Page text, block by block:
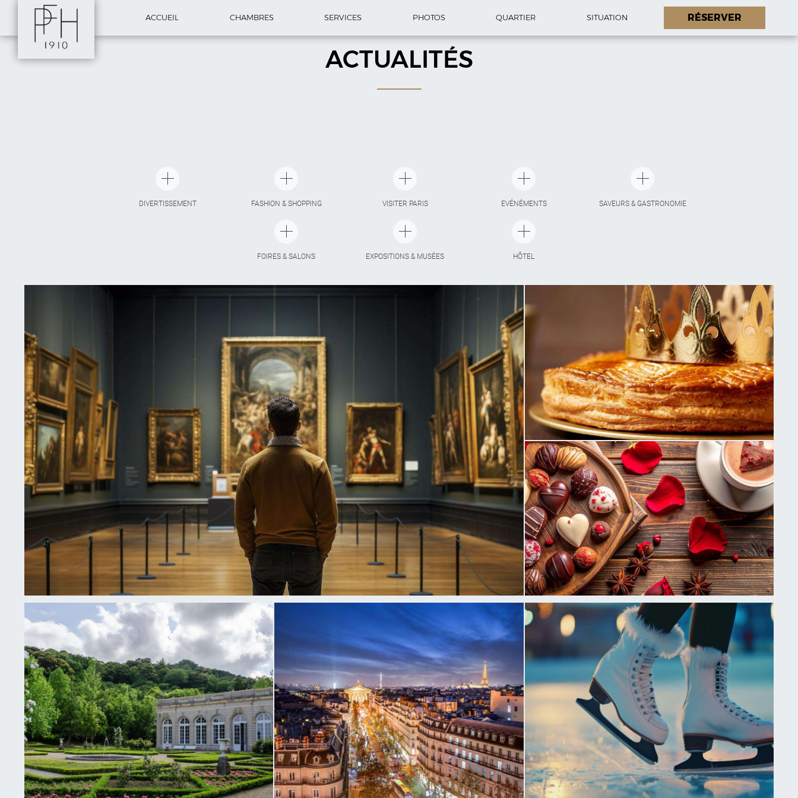
ACCUEIL CHAMBRES SERVICES PHOTOS QUARTIER SITUATION RÉSERVER
ACTUALITÉS
DIVERTISSEMENT FASHION & SHOPPING VISITER PARIS EVÉNÉMENTS SAVEURS & GASTRONOMIE
FOIRES & SALONS EXPOSITIONS & MUSÉES HÔTEL
MARS 2026 DANS LE 3ᵉ ARRONDISSEMENT :
ART, DESIGN ET RENOUVEAU CULTUREL AU
CŒUR DU MARAIS
Divertissement
Publié le5 février 2026
En mars 2026, le 3ᵉ arrondissement de Paris s’impose comme un véritable
épicentre culturel, situé au cœur du Marais.
BALADE GOURMANDE
DANS LE 3ᵉ : APRÈS LA
GALETTE DES ROIS,
FLÂNERIE DANS LES
RUES DE PARIS
FRANCE
Visiter Paris
Publié le10 janvier 2026
SOLDES D'HIVER 2026
À PARIS &
SAINT‑VALENTIN :
COMMENT PRÉPARER
VOTRE SÉJOUR À
L'HÔTEL PARIS
FRANCE POUR UN
SHOPPING‑ROMANCE
RÉUSSIE
Fashion &
Shopping